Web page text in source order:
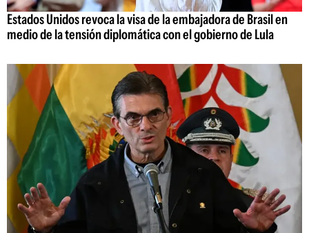
Estados Unidos revoca la visa de la embajadora de Brasil en
medio de la tensión diplomática con el gobierno de Lula